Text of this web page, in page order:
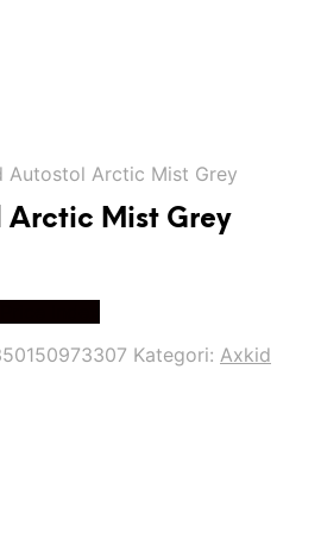
Autostol Arctic Mist Grey
Mist Grey
Kategori: Axkid